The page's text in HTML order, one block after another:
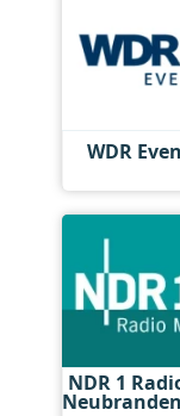
WDR
NDR 1